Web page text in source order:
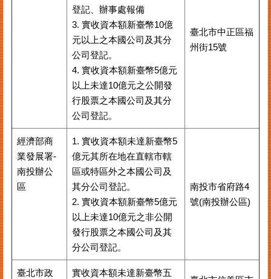
登記、辦事處報備
3. 實收資本額新臺幣10億
元以上之本國公司及其分
公司登記。
4. 實收資本額新臺幣5億元
以上未達10億元之公開發
行股票之本國公司及其分
公司登記。
臺北市中正區福
州街15號
經濟部商
業發展署-
南投辦公
區
1. 實收資本額未達新臺幣5
億元其所在地在直轄市轄
區或特區外之本國公司及
其分公司登記。
2. 實收資本額新臺幣5億元
以上未達10億元之非公開
發行股票之本國公司及其
分公司登記。
南投市省府路4
號(南投辦公區)
臺北市政
實收資本額未達新臺幣五